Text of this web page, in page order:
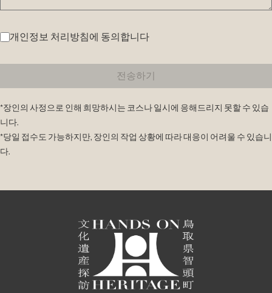
개인정보 처리방침에 동의합니다
전송하기
*장인의 사정으로 인해 희망하시는 코스나 일시에 응해드리지 못할 수 있습
니다.
*당일 접수도 가능하지만, 장인의 작업 상황에 따라 대응이 어려울 수 있습니
다.